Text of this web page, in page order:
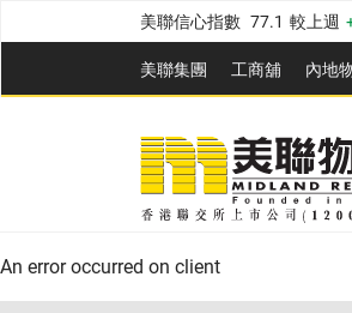
美聯信心指數 77.1 較上週
全港樓價指數 149.1 較上週
港島樓價指數 157.4 較上週
九龍樓價指數 156.4 較上週
新界樓價指數 134.8 較上週
美聯信心指數 77.1 較上週
美聯集團 工商舖 內地
全港樓價指數 149.1 較上週
An error occurred on client